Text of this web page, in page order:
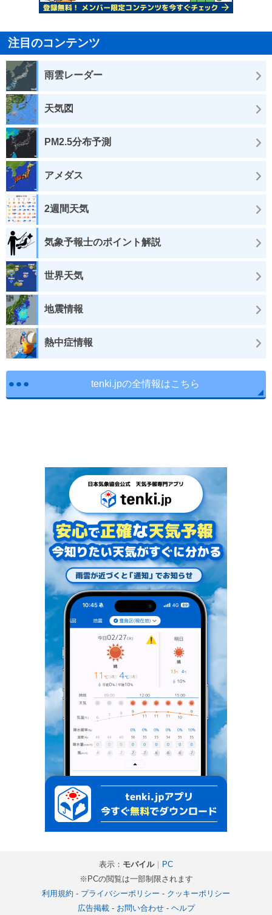
注目のコンテンツ
雨雲レーダー
天気図
PM2.5分布予測
アメダス
2週間天気
気象予報士のポイント解説
世界天気
地震情報
熱中症情報
tenki.jpの全情報はこちら
表示： モバイル｜ PC
※PCの閲覧は一部制限されます
利用規約 - プライバシーポリシー - クッキーポリシー
広告掲載- お問い合わせ- ヘルプ